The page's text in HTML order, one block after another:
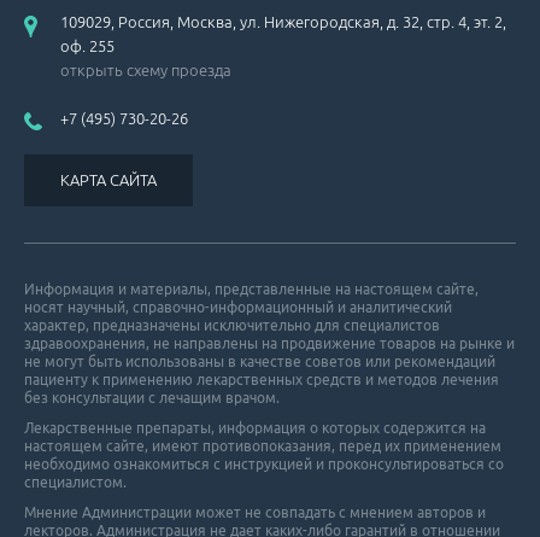
109029, Россия, Москва, ул. Нижегородская, д. 32, стр. 4, эт. 2,
оф. 255
открыть схему проезда
+7 (495) 730-20-26
КАРТА САЙТА
Информация и материалы, представленные на настоящем сайте,
носят научный, справочно-информационный и аналитический
характер, предназначены исключительно для специалистов
здравоохранения, не направлены на продвижение товаров на рынке и
не могут быть использованы в качестве советов или рекомендаций
пациенту к применению лекарственных средств и методов лечения
без консультации с лечащим врачом.
Лекарственные препараты, информация о которых содержится на
настоящем сайте, имеют противопоказания, перед их применением
необходимо ознакомиться с инструкцией и проконсультироваться со
специалистом.
Мнение Администрации может не совпадать с мнением авторов и
лекторов. Администрация не дает каких-либо гарантий в отношении